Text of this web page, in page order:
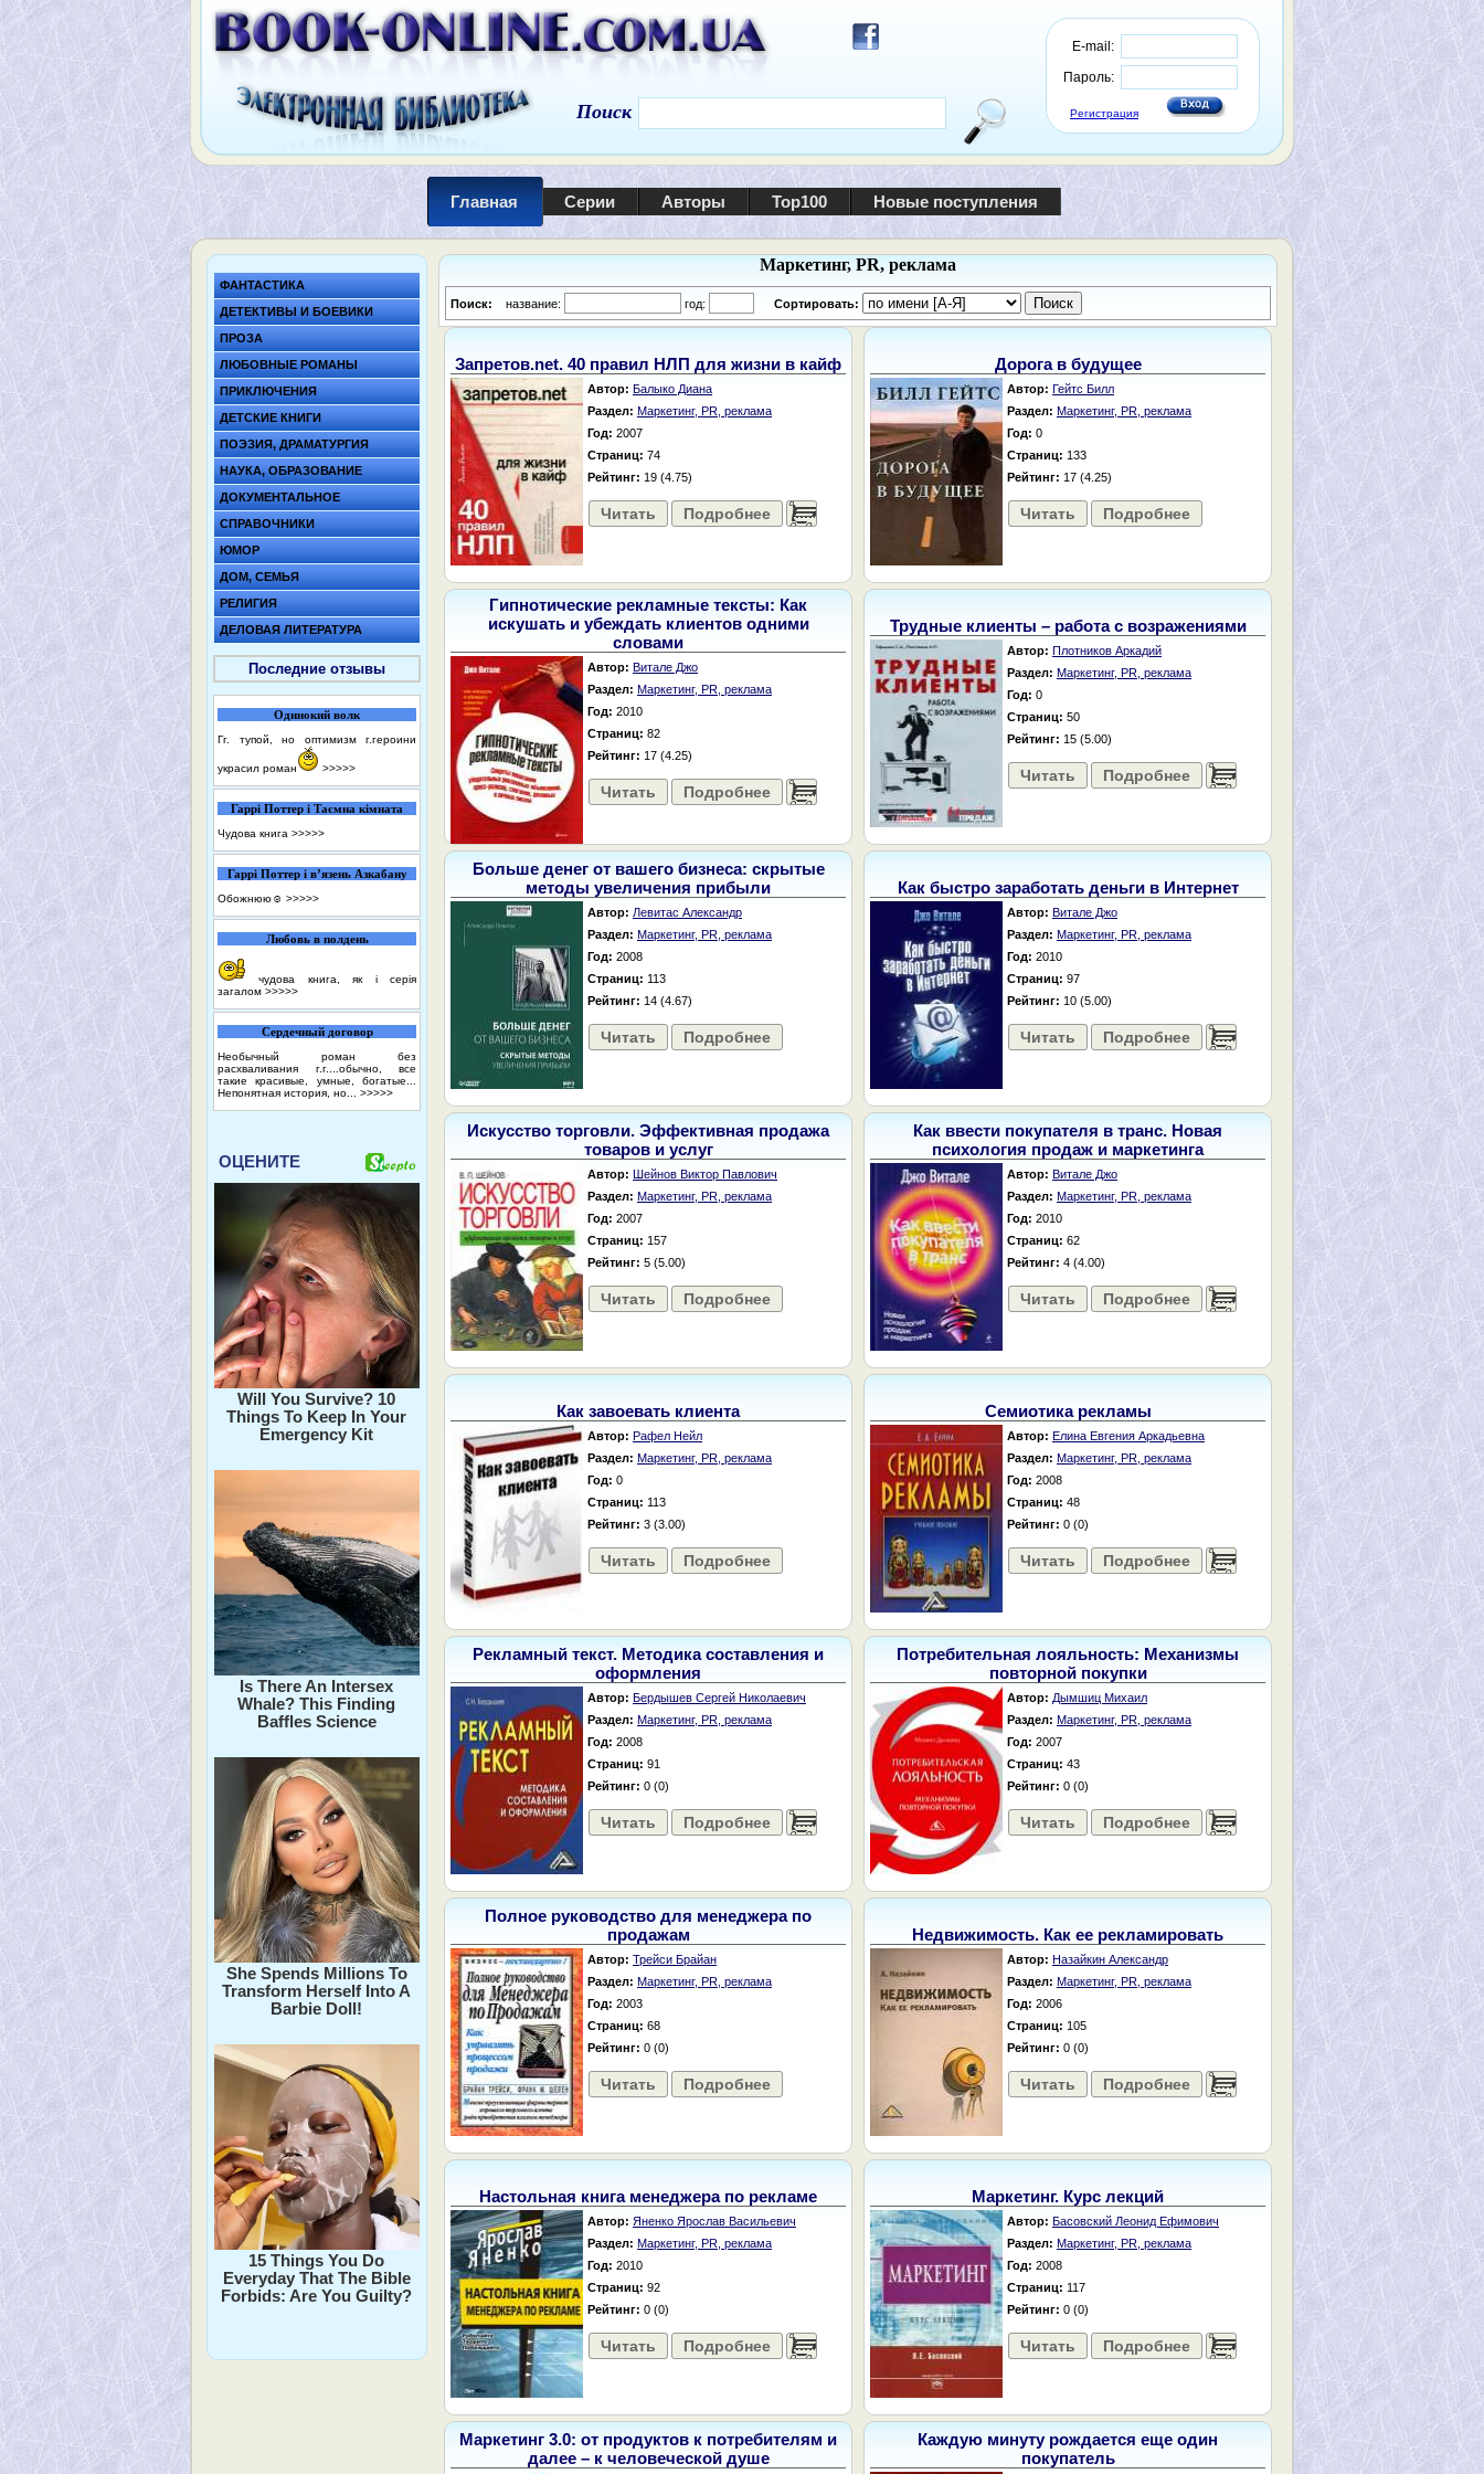
E-mail:
Пароль:
Регистрация
Поиск
Главная Серии Авторы Top100 Новые поступления
ФАНТАСТИКА
ДЕТЕКТИВЫ И БОЕВИКИ
ПРОЗА
ЛЮБОВНЫЕ РОМАНЫ
ПРИКЛЮЧЕНИЯ
ДЕТСКИЕ КНИГИ
ПОЭЗИЯ, ДРАМАТУРГИЯ
НАУКА, ОБРАЗОВАНИЕ
ДОКУМЕНТАЛЬНОЕ
СПРАВОЧНИКИ
ЮМОР
ДОМ, СЕМЬЯ
РЕЛИГИЯ
ДЕЛОВАЯ ЛИТЕРАТУРА
Последние отзывы
Одинокий волк
Гг. тупой, но оптимизм г.героини
украсил роман >>>>>
Гаррі Поттер і Таємна кімната
Чудова книга >>>>>
Гаррі Поттер і в’язень Азкабану
Обожнюю☺️ >>>>>
Любовь в полдень
чудова книга, як і серія
загалом >>>>>
Сердечный договор
Необычный роман без
расхваливания г.г....обычно, все
такие красивые, умные, богатые...
Непонятная история, но... >>>>>
ОЦЕНИТЕ
Will You Survive? 10
Things To Keep In Your
Emergency Kit
Is There An Intersex
Whale? This Finding
Baffles Science
She Spends Millions To
Transform Herself Into A
Barbie Doll!
15 Things You Do
Everyday That The Bible
Forbids: Are You Guilty?
Маркетинг, PR, реклама
Поиск: название: год: Сортировать:
Запретов.net. 40 правил НЛП для жизни в кайф
Автор: Балыко Диана
Раздел: Маркетинг, PR, реклама
Год: 2007
Страниц: 74
Рейтинг: 19 (4.75)
Читать Подробнее ......
Дорога в будущее
Автор: Гейтс Билл
Раздел: Маркетинг, PR, реклама
Год: 0
Страниц: 133
Рейтинг: 17 (4.25)
Читать Подробнее
Гипнотические рекламные тексты: Как
искушать и убеждать клиентов одними
словами
Автор: Витале Джо
Раздел: Маркетинг, PR, реклама
Год: 2010
Страниц: 82
Рейтинг: 17 (4.25)
Читать Подробнее ......
Трудные клиенты – работа с возражениями
Автор: Плотников Аркадий
Раздел: Маркетинг, PR, реклама
Год: 0
Страниц: 50
Рейтинг: 15 (5.00)
Читать Подробнее ......
Больше денег от вашего бизнеса: скрытые
методы увеличения прибыли
Автор: Левитас Александр
Раздел: Маркетинг, PR, реклама
Год: 2008
Страниц: 113
Рейтинг: 14 (4.67)
Читать Подробнее
Как быстро заработать деньги в Интернет
Автор: Витале Джо
Раздел: Маркетинг, PR, реклама
Год: 2010
Страниц: 97
Рейтинг: 10 (5.00)
Читать Подробнее ......
Искусство торговли. Эффективная продажа
товаров и услуг
Автор: Шейнов Виктор Павлович
Раздел: Маркетинг, PR, реклама
Год: 2007
Страниц: 157
Рейтинг: 5 (5.00)
Читать Подробнее
Как ввести покупателя в транс. Новая
психология продаж и маркетинга
Автор: Витале Джо
Раздел: Маркетинг, PR, реклама
Год: 2010
Страниц: 62
Рейтинг: 4 (4.00)
Читать Подробнее ......
Как завоевать клиента
Автор: Рафел Нейл
Раздел: Маркетинг, PR, реклама
Год: 0
Страниц: 113
Рейтинг: 3 (3.00)
Читать Подробнее
Семиотика рекламы
Автор: Елина Евгения Аркадьевна
Раздел: Маркетинг, PR, реклама
Год: 2008
Страниц: 48
Рейтинг: 0 (0)
Читать Подробнее ......
Рекламный текст. Методика составления и
оформления
Автор: Бердышев Сергей Николаевич
Раздел: Маркетинг, PR, реклама
Год: 2008
Страниц: 91
Рейтинг: 0 (0)
Читать Подробнее ......
Потребительная лояльность: Механизмы
повторной покупки
Автор: Дымшиц Михаил
Раздел: Маркетинг, PR, реклама
Год: 2007
Страниц: 43
Рейтинг: 0 (0)
Читать Подробнее ......
Полное руководство для менеджера по
продажам
Автор: Трейси Брайан
Раздел: Маркетинг, PR, реклама
Год: 2003
Страниц: 68
Рейтинг: 0 (0)
Читать Подробнее
Недвижимость. Как ее рекламировать
Автор: Назайкин Александр
Раздел: Маркетинг, PR, реклама
Год: 2006
Страниц: 105
Рейтинг: 0 (0)
Читать Подробнее ......
Настольная книга менеджера по рекламе
Автор: Яненко Ярослав Васильевич
Раздел: Маркетинг, PR, реклама
Год: 2010
Страниц: 92
Рейтинг: 0 (0)
Читать Подробнее ......
Маркетинг. Курс лекций
Автор: Басовский Леонид Ефимович
Раздел: Маркетинг, PR, реклама
Год: 2008
Страниц: 117
Рейтинг: 0 (0)
Читать Подробнее ......
Маркетинг 3.0: от продуктов к потребителям и
далее – к человеческой душе
Каждую минуту рождается еще один
покупатель